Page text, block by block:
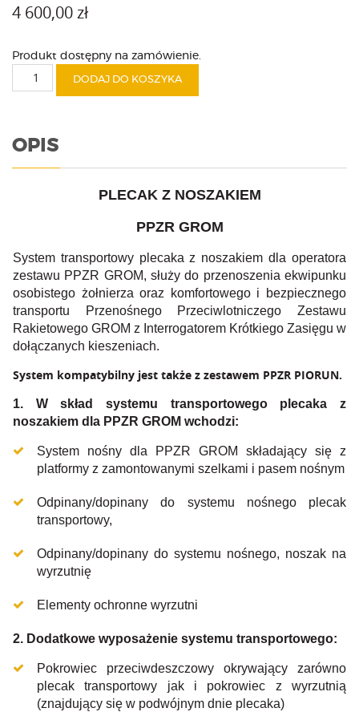
4 600,00zł
Produkt dostępny na zamówienie.
Plecak
dla
PPZR
GROM
DODAJ DO KOSZYKA
OPIS
PLECAK Z NOSZAKIEM
PPZR GROM
System transportowy plecaka z noszakiem dla operatora
zestawu PPZR GROM, służy do przenoszenia ekwipunku
osobistego żołnierza oraz komfortowego i bezpiecznego
transportu Przenośnego Przeciwlotniczego Zestawu
Rakietowego GROM z Interrogatorem Krótkiego Zasięgu w
dołączanych kieszeniach.
System kompatybilny jest także z zestawem PPZR PIORUN.
1. W skład systemu transportowego plecaka z
noszakiem dla PPZR GROM wchodzi:
System nośny dla PPZR GROM składający się z
platformy z zamontowanymi szelkami i pasem nośnym
Odpinany/dopinany do systemu nośnego plecak
transportowy,
Odpinany/dopinany do systemu nośnego, noszak na
wyrzutnię
Elementy ochronne wyrzutni
2. Dodatkowe wyposażenie systemu transportowego:
Pokrowiec przeciwdeszczowy okrywający zarówno
plecak transportowy jak i pokrowiec z wyrzutnią
(znajdujący się w podwójnym dnie plecaka)